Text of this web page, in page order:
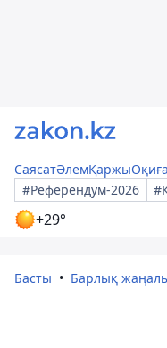
СаясатӘлемҚаржыОқиға
#Референдум-2026
+29°
Басты Барлық